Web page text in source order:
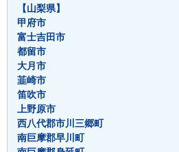
【山梨県】
甲府市
富士吉田市
都留市
大月市
韮崎市
笛吹市
上野原市
西八代郡市川三郷町
南巨摩郡早川町